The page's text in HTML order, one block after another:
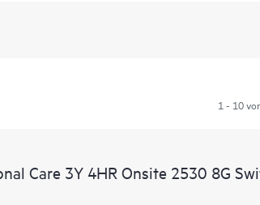
1 - 10
Care 3Y 4HR Onsite 2530 8G